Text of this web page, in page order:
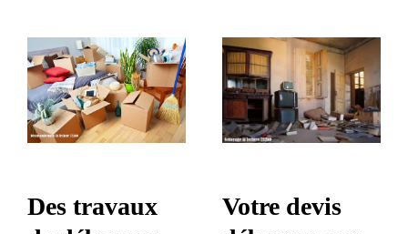
Des travaux
Votre devis